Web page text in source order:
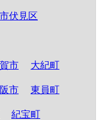
伏見区
市 大紀町
市 東員町
紀宝町